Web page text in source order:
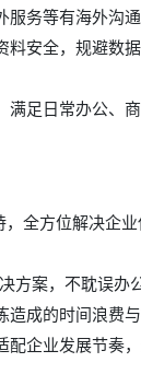
务等有海外沟通
料安全，规避数
满足日常办公、
全方位解决企
案，不耽误办公
成的时间浪费与
配企业发展节奏